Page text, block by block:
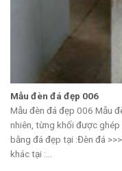
Mẫu đèn đá đẹp 006
Mẫu đèn đá đẹp 006 Mẫu
nhiên, từng khối được ghép
bằng đá đẹp tại :Đèn đá
khác tại :...